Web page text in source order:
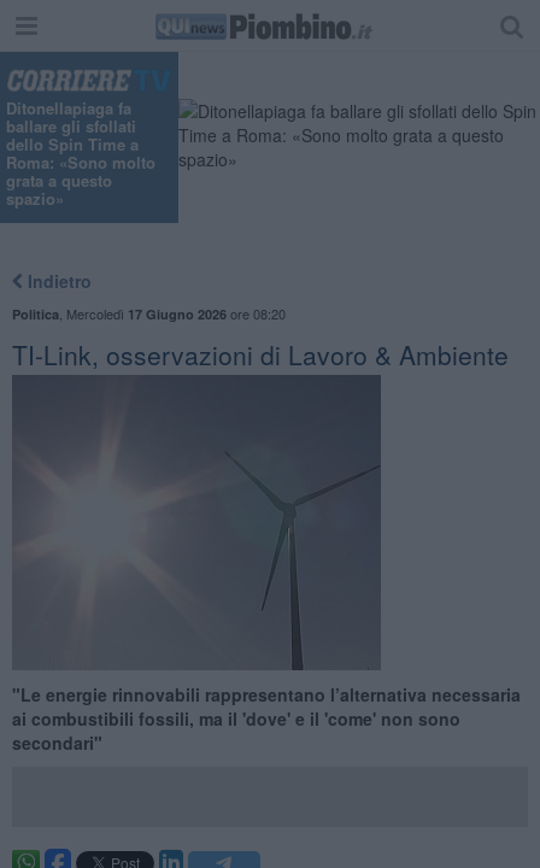
Ditonellapiaga fa
ballare gli sfollati
dello Spin Time a
Roma: «Sono molto
grata a questo
spazio»
Indietro
Politica Mercoledì 17 Giugno 2026ore 08:20
TI-Link, osservazioni di Lavoro & Ambiente
"Le energie rinnovabili rappresentano l’alternativa necessaria
ai combustibili fossili, ma il 'dove' e il 'come' non sono
secondari"